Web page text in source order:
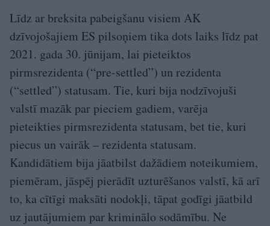
Līdz ar breksita pabeigšanu visiem AK
dzīvojošajiem ES pilsoņiem tika dots laiks līdz pat
2021. gada 30. jūnijam, lai pieteiktos
pirmsrezidenta (“pre-settled”) un rezidenta
(“settled”) statusam. Tie, kuri bija nodzīvojuši
valstī mazāk par pieciem gadiem, varēja
pieteikties pirmsrezidenta statusam, bet tie, kuri
piecus un vairāk – rezidenta statusam.
Kandidātiem bija jāatbilst dažādiem noteikumiem,
piemēram, jāspēj pierādīt uzturēšanos valstī, kā arī
to, ka cītīgi maksāti nodokļi, tāpat godīgi jāatbild
uz jautājumiem par kriminālo sodāmību. Ne